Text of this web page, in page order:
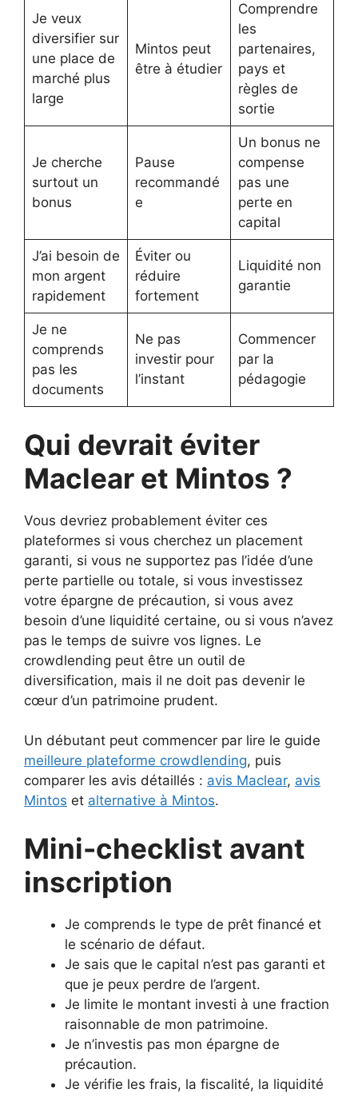
Je veux
diversifier sur
une place de
marché plus
large
Mintos peut
être à étudier
Comprendre
les
partenaires,
pays et
règles de
sortie
Je cherche
surtout un
bonus
Pause
recommandé
e
Un bonus ne
compense
pas une
perte en
capital
J’ai besoin de
mon argent
rapidement
Éviter ou
réduire
fortement
Liquidité non
garantie
Je ne
comprends
pas les
documents
Ne pas
investir pour
l’instant
Commencer
par la
pédagogie
Qui devrait éviter
Maclear et Mintos ?
Vous devriez probablement éviter ces
plateformes si vous cherchez un placement
garanti, si vous ne supportez pas l’idée d’une
perte partielle ou totale, si vous investissez
votre épargne de précaution, si vous avez
besoin d’une liquidité certaine, ou si vous n’avez
pas le temps de suivre vos lignes. Le
crowdlending peut être un outil de
diversification, mais il ne doit pas devenir le
cœur d’un patrimoine prudent.
Un débutant peut commencer par lire le guide
meilleure plateforme crowdlending, puis
comparer les avis détaillés : avis Maclear, avis
Mintos et alternative à Mintos.
Mini-checklist avant
inscription
Je comprends le type de prêt financé et
le scénario de défaut.
Je sais que le capital n’est pas garanti et
que je peux perdre de l’argent.
Je limite le montant investi à une fraction
raisonnable de mon patrimoine.
Je n’investis pas mon épargne de
précaution.
Je vérifie les frais, la fiscalité, la liquidité